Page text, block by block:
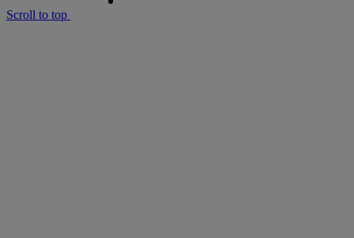
Scroll to top